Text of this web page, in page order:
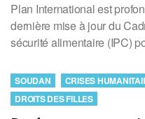
Plan International est
dernière mise à jour du
sécurité alimentaire (IPC)
SOUDAN CRISES
DROITS DES FILLES